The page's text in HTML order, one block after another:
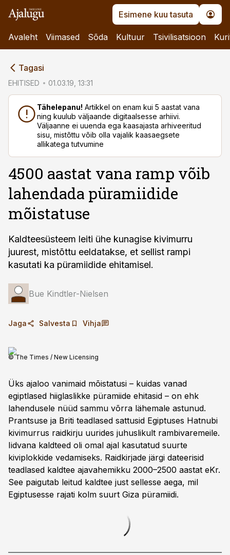
Esimene kuu tasuta
Avaleht Viimased Sõda Kultuur Tsivilisatsioon
Tagasi
EHITISED 01.03.19, 13:31
Tähelepanu! Artikkel on enam kui 5 aastat vana
ning kuulub väljaande digitaalsesse arhiivi.
Väljaanne ei uuenda ega kaasajasta arhiveeritud
sisu, mistõttu võib olla vajalik kaasaegsete
allikatega tutvumine
4500 aastat vana ramp võib
lahendada püramiidide
mõistatuse
Kaldteesüsteem leiti ühe kunagise kivimurru
juurest, mistõttu eeldatakse, et sellist rampi
kasutati ka püramiidide ehitamisel.
Bue Kindtler-Nielsen
Jaga Salvesta Vihja
© The Times / New Licensing
Üks ajaloo vanimaid mõistatusi – kuidas vanad
egiptlased hiiglaslik­ke püramiide ehitasid – on ehk
lahendusele nüüd sammu võrra lähemale astunud.
Prantsuse ja Briti teadlased sattusid Egiptuses Hatnubi
kivimurrus raidkirju uurides juhuslikult rambivaremeile.
Iidvana kaldteed oli omal ajal kasutatud suurte
kiviplokkide vedamiseks. Raid­kirjade järgi dateerisid
teadlased kaldtee ajavahemikku 2000–2500 aastat eKr.
See paigutab leitud kaldtee just sellesse aega, mil
Egiptusesse rajati kolm suurt Giza püramiidi.